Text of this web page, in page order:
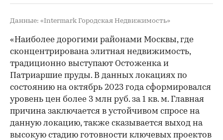
Данные: «Intermark Городская Недвижимость»
«Наиболее дорогими районами Москвы, где
сконцентрирована элитная недвижимость,
традиционно выступают Остоженка и
Патриаршие пруды. В данных локациях по
состоянию на октябрь 2023 года сформировался
уровень цен более 3 млн руб. за 1 кв. м. Главная
причина заключается в устойчивом спросе на
данную локацию, также сказывается выход на
высокую стадию готовности ключевых проектов